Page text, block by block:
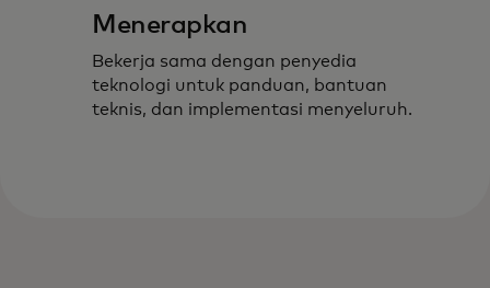
Menerapkan
Bekerja sama dengan penyedia
teknologi untuk panduan, bantuan
teknis, dan implementasi menyeluruh.